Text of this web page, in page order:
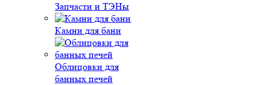
Запчасти и ТЭНы
Камни для бани
Облицовки для
банных печей